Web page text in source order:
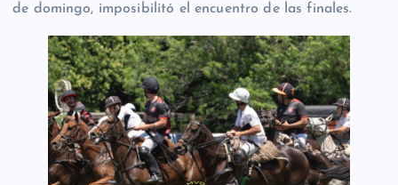
de domingo, imposibilitó el encuentro de las finales.